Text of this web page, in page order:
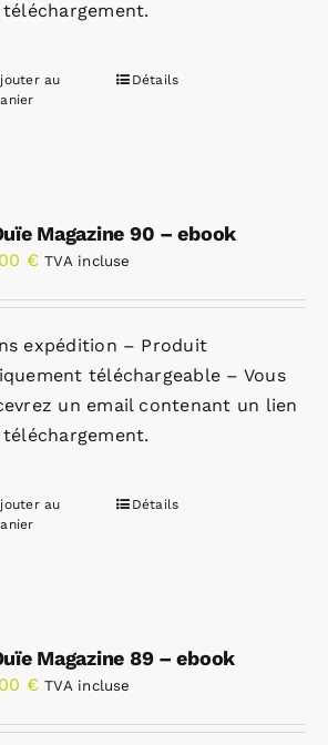
téléchargement.
au
Détails
Magazine 90 – ebook
€ TVA incluse
expédition – Produit
téléchargeable – Vous
un email contenant un lien
téléchargement.
au
Détails
Magazine 89 – ebook
€ TVA incluse